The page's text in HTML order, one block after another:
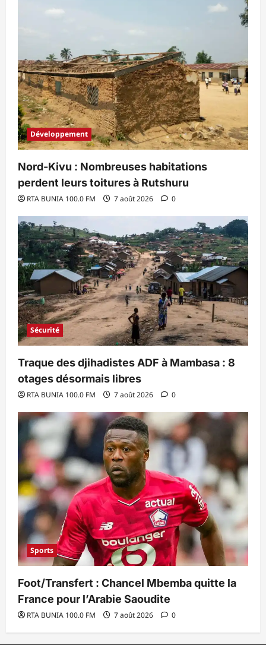
Développement
Nord-Kivu : Nombreuses habitations
perdent leurs toitures à Rutshuru
RTA BUNIA 100.0 FM 7 août 2026 0
Sécurité
Traque des djihadistes ADF à Mambasa : 8
otages désormais libres
RTA BUNIA 100.0 FM 7 août 2026 0
Sports
Foot/Transfert : Chancel Mbemba quitte la
France pour l’Arabie Saoudite
RTA BUNIA 100.0 FM 7 août 2026 0